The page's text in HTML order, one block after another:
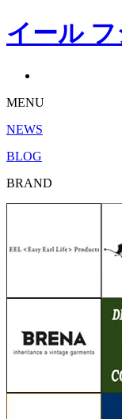
イール
MENU
NEWS
BLOG
BRAND